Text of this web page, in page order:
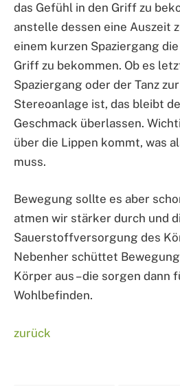
das Gefühl in den Griff zu
anstelle dessen eine Auszeit
einem kurzen Spaziergang
Griff zu bekommen. Ob es
Spaziergang oder der Tanz
Stereoanlage ist, das bleibt
Geschmack überlassen.
über die Lippen kommt, was
muss.
Bewegung sollte es aber
atmen wir stärker durch und
Sauerstoffversorgung des
Nebenher schüttet
Körper aus – die sorgen dann
Wohlbefinden.
zurück